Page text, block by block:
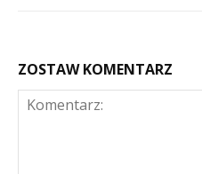
ZOSTAW KOMENTARZ